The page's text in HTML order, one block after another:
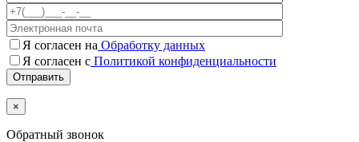
Я согласен на Обработку данных
Я согласен с Политикой конфиденциальности
×
Обратный звонок